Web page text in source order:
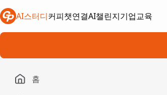
AI스터디커피챗연결
새 탭에서 열림AI챌린지
새 탭에서 열림
기업교육
새 탭에서 열림
홈